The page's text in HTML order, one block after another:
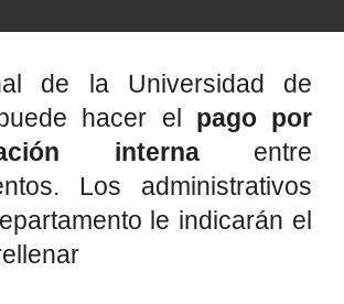
de la Universidad de
hacer el pago por
internaentre
Los administrativos
le indicarán el